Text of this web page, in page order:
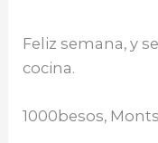
Feliz semana, y
cocina.
1000besos,